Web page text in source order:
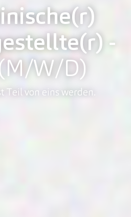
-
W/D)
Teil von eins werden.